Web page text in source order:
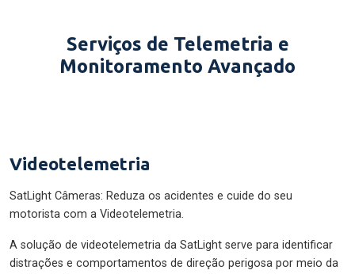
Serviços de Telemetria e
Monitoramento Avançado
Videotelemetria
SatLight Câmeras: Reduza os acidentes e cuide do seu
motorista com a Videotelemetria.
A solução de videotelemetria da SatLight serve para identificar
distrações e comportamentos de direção perigosa por meio da